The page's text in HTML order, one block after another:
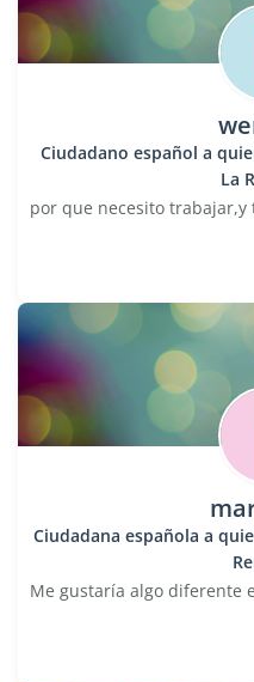
Ciudadano español a
La
por que necesito trabajar,y
Ciudadana española a
Me gustaría algo diferente